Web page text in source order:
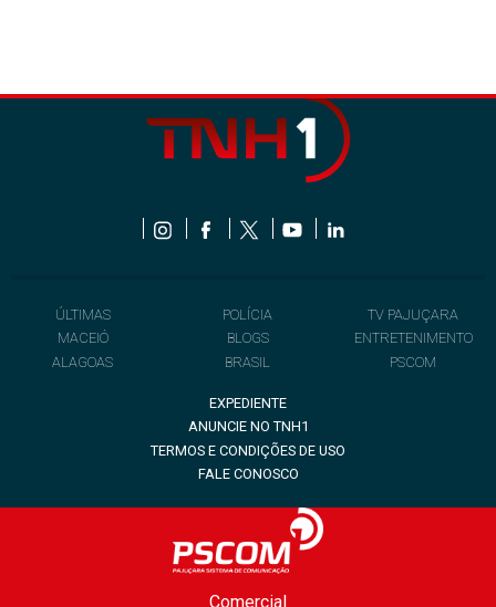
ÚLTIMAS
MACEIÓ
ALAGOAS
POLÍCIA
BLOGS
BRASIL
TV PAJUÇARA
ENTRETENIMENTO
PSCOM
EXPEDIENTE
ANUNCIE NO TNH1
TERMOS E CONDIÇÕES DE USO
FALE CONOSCO
Comercial